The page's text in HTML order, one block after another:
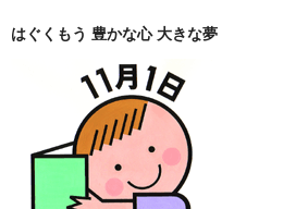
はぐくもう 豊かな心 大きな夢